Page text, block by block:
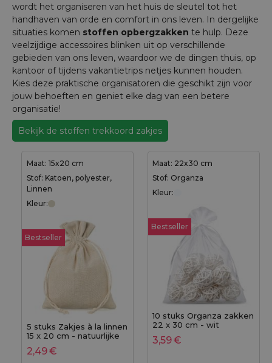
wordt het organiseren van het huis de sleutel tot het
handhaven van orde en comfort in ons leven. In dergelijke
situaties komen stoffen opbergzakken te hulp. Deze
veelzijdige accessoires blinken uit op verschillende
gebieden van ons leven, waardoor we de dingen thuis, op
kantoor of tijdens vakantietrips netjes kunnen houden.
Kies deze praktische organisatoren die geschikt zijn voor
jouw behoeften en geniet elke dag van een betere
organisatie!
Bekijk de stoffen trekkoord zakjes
Maat: 15x20 cm
Stof: Katoen, polyester,
Linnen
Kleur:
Bestseller
5 stuks Zakjes à la linnen
15 x 20 cm - natuurlijke
2,49€
Maat: 22x30 cm
Stof: Organza
Kleur:
Bestseller
10 stuks Organza zakken
22 x 30 cm - wit
3,59€